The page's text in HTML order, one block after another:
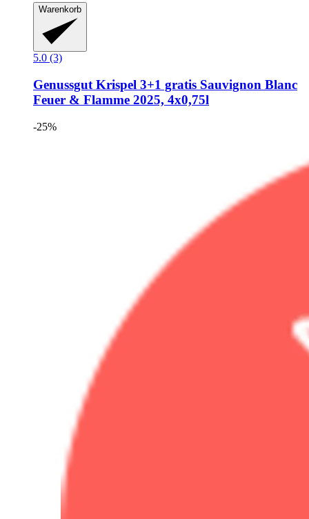
Warenkorb
5.0 (3)
Genussgut Krispel 3+1 gratis Sauvignon Blanc
Feuer & Flamme 2025, 4x0,75l
-25%